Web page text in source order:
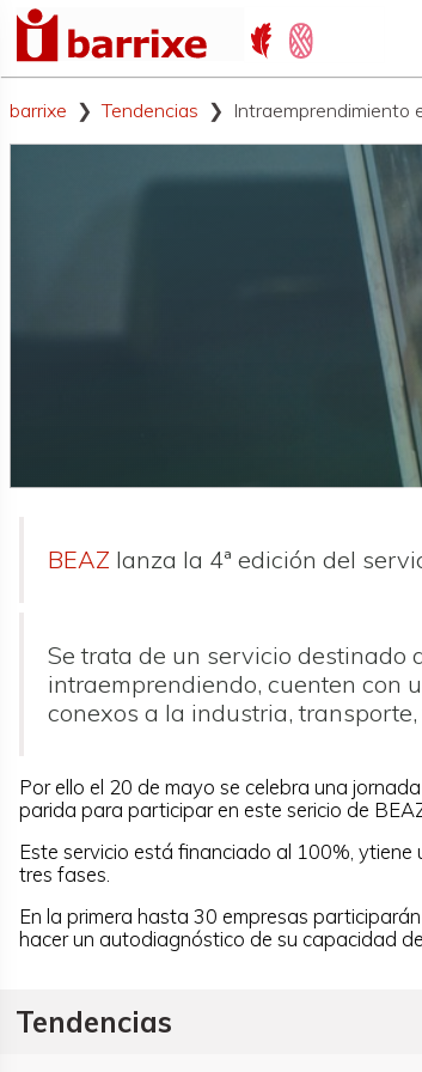
barrixe Tendencias Intraemprendimiento
BEAZ lanza la 4ª edición del
Se trata de un servicio destinado
intraemprendiendo, cuenten con
conexos a la industria,
Por ello el 20 de mayo se celebra una
parida para participar en este sericio de
Este servicio está financiado al 100%, ytiene
tres fases.
En la primera hasta 30 empresas
hacer un autodiagnóstico de su capacidad
Tendencias